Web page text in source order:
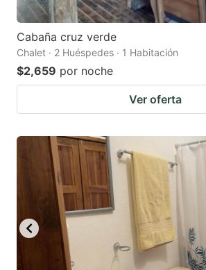
Cabaña cruz verde
Chalet · 2 Huéspedes · 1 Habitación
$2,659 por noche
Ver oferta